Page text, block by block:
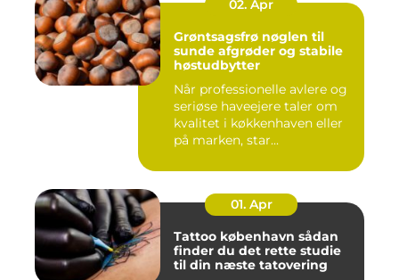
02. Apr
Grøntsagsfrø nøglen til
sunde afgrøder og stabile
høstudbytter
Når professionelle avlere og
seriøse haveejere taler om
kvalitet i køkkenhaven eller
på marken, star...
01. Apr
Tattoo københavn sådan
finder du det rette studie
til din næste tatovering